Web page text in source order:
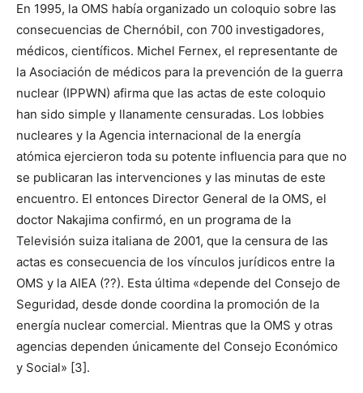
En 1995, la OMS había organizado un coloquio sobre las
consecuencias de Chernóbil, con 700 investigadores,
médicos, científicos. Michel Fernex, el representante de
la Asociación de médicos para la prevención de la guerra
nuclear (IPPWN) afirma que las actas de este coloquio
han sido simple y llanamente censuradas. Los lobbies
nucleares y la Agencia internacional de la energía
atómica ejercieron toda su potente influencia para que no
se publicaran las intervenciones y las minutas de este
encuentro. El entonces Director General de la OMS, el
doctor Nakajima confirmó, en un programa de la
Televisión suiza italiana de 2001, que la censura de las
actas es consecuencia de los vínculos jurídicos entre la
OMS y la AIEA (??). Esta última «depende del Consejo de
Seguridad, desde donde coordina la promoción de la
energía nuclear comercial. Mientras que la OMS y otras
agencias dependen únicamente del Consejo Económico
y Social» [3].